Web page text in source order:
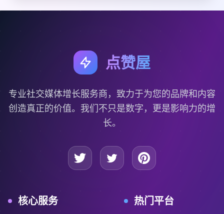
点赞屋
专业社交媒体增长服务商，致力于为您的品牌和内容
创造真正的价值。我们不只是数字，更是影响力的增
长。
核心服务 热门平台